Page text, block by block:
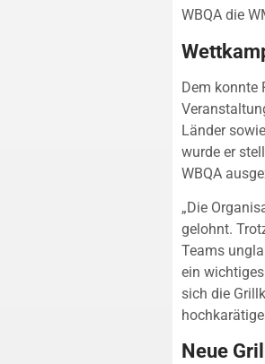
WBQA die
Dem konnte
Länder
wurde er
WBQA
„Die
gelohnt.
Teams
ein
sich die
Neue